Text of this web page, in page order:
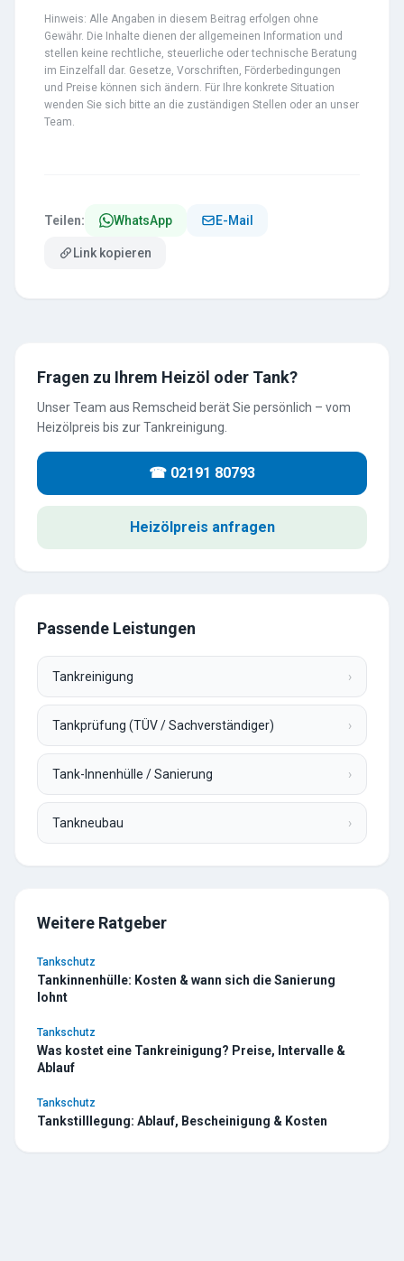
Hinweis: Alle Angaben in diesem Beitrag erfolgen ohne
Gewähr. Die Inhalte dienen der allgemeinen Information und
stellen keine rechtliche, steuerliche oder technische Beratung
im Einzelfall dar. Gesetze, Vorschriften, Förderbedingungen
und Preise können sich ändern. Für Ihre konkrete Situation
wenden Sie sich bitte an die zuständigen Stellen oder an unser
Team.
Teilen: WhatsApp E-Mail
Link kopieren
Fragen zu Ihrem Heizöl oder Tank?
Unser Team aus Remscheid berät Sie persönlich – vom
Heizölpreis bis zur Tankreinigung.
☎ 02191 80793
Heizölpreis anfragen
Passende Leistungen
Tankreinigung ›
Tankprüfung (TÜV / Sachverständiger) ›
Tank-Innenhülle / Sanierung ›
Tankneubau ›
Weitere Ratgeber
Tankschutz
Tankinnenhülle: Kosten & wann sich die Sanierung
lohnt
Tankschutz
Was kostet eine Tankreinigung? Preise, Intervalle &
Ablauf
Tankschutz
Tankstilllegung: Ablauf, Bescheinigung & Kosten